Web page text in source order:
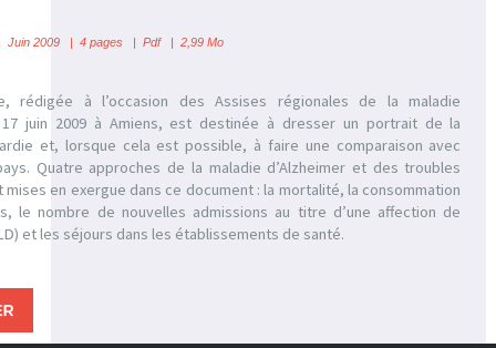
Juin 2009 | 4 pages | Pdf | 2,99 Mo
rédigée à l’occasion des Assises régionales de la maladie
17 juin 2009 à Amiens, est destinée à dresser un portrait de la
et, lorsque cela est possible, à faire une comparaison avec
Quatre approches de la maladie d’Alzheimer et des troubles
en exergue dans ce document : la mortalité, la consommation
le nombre de nouvelles admissions au titre d’une affection de
et les séjours dans les établissements de santé.